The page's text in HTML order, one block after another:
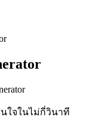
ใจในไม่กี่วินาที